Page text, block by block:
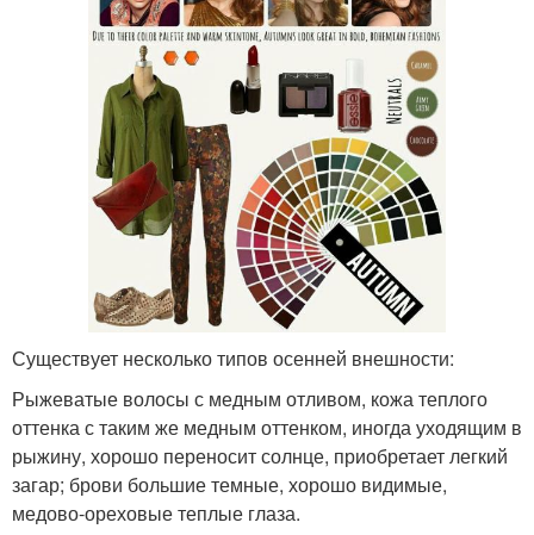
Существует несколько типов осенней внешности:
Рыжеватые волосы с медным отливом, кожа теплого
оттенка с таким же медным оттенком, иногда уходящим в
рыжину, хорошо переносит солнце, приобретает легкий
загар; брови большие темные, хорошо видимые,
медово-ореховые теплые глаза.